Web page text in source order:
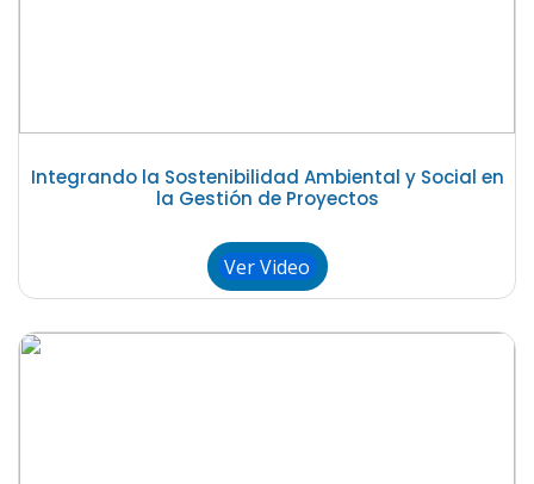
Integrando la Sostenibilidad Ambiental y Social en
la Gestión de Proyectos
Ver Video